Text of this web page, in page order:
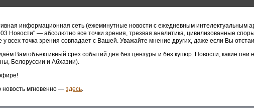
информационная сеть (ежеминутные новости с ежедневным интелектуальным
Новости" — абсолютно все точки зрения, трезвая аналитика, цивилизованные
всех точка зрения совпадает с Вашей. Уважайте мнение других, даже если Вы
Вам объективный срез событий дня без цензуры и без купюр. Новости, какие
Белоруссии и Абхазии).
мгновенно — здесь.